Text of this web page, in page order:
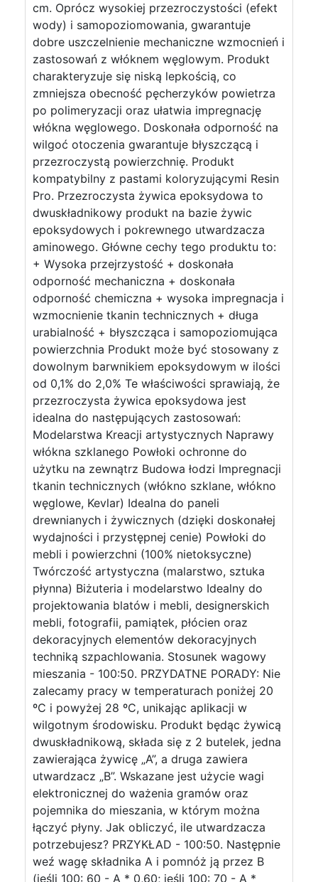
cm. Oprócz wysokiej przezroczystości (efekt
wody) i samopoziomowania, gwarantuje
dobre uszczelnienie mechaniczne wzmocnień i
zastosowań z włóknem węglowym. Produkt
charakteryzuje się niską lepkością, co
zmniejsza obecność pęcherzyków powietrza
po polimeryzacji oraz ułatwia impregnację
włókna węglowego. Doskonała odporność na
wilgoć otoczenia gwarantuje błyszczącą i
przezroczystą powierzchnię. Produkt
kompatybilny z pastami koloryzującymi Resin
Pro. Przezroczysta żywica epoksydowa to
dwuskładnikowy produkt na bazie żywic
epoksydowych i pokrewnego utwardzacza
aminowego. Główne cechy tego produktu to:
+ Wysoka przejrzystość + doskonała
odporność mechaniczna + doskonała
odporność chemiczna + wysoka impregnacja i
wzmocnienie tkanin technicznych + długa
urabialność + błyszcząca i samopoziomująca
powierzchnia Produkt może być stosowany z
dowolnym barwnikiem epoksydowym w ilości
od 0,1% do 2,0% Te właściwości sprawiają, że
przezroczysta żywica epoksydowa jest
idealna do następujących zastosowań:
Modelarstwa Kreacji artystycznych Naprawy
włókna szklanego Powłoki ochronne do
użytku na zewnątrz Budowa łodzi Impregnacji
tkanin technicznych (włókno szklane, włókno
węglowe, Kevlar) Idealna do paneli
drewnianych i żywicznych (dzięki doskonałej
wydajności i przystępnej cenie) Powłoki do
mebli i powierzchni (100% nietoksyczne)
Twórczość artystyczna (malarstwo, sztuka
płynna) Biżuteria i modelarstwo Idealny do
projektowania blatów i mebli, designerskich
mebli, fotografii, pamiątek, płócien oraz
dekoracyjnych elementów dekoracyjnych
techniką szpachlowania. Stosunek wagowy
mieszania - 100:50. PRZYDATNE PORADY: Nie
zalecamy pracy w temperaturach poniżej 20
ºC i powyżej 28 ºC, unikając aplikacji w
wilgotnym środowisku. Produkt będąc żywicą
dwuskładnikową, składa się z 2 butelek, jedna
zawierająca żywicę „A”, a druga zawiera
utwardzacz „B”. Wskazane jest użycie wagi
elektronicznej do ważenia gramów oraz
pojemnika do mieszania, w którym można
łączyć płyny. Jak obliczyć, ile utwardzacza
potrzebujesz? PRZYKŁAD - 100:50. Następnie
weź wagę składnika A i pomnóż ją przez B
(jeśli 100: 60 - A * 0,60; jeśli 100: 70 - A *